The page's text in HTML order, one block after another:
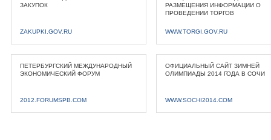
ЗАКУПОК
ZAKUPKI.GOV.RU
РАЗМЕЩЕНИЯ ИНФОРМАЦИИ О
ПРОВЕДЕНИИ ТОРГОВ
WWW.TORGI.GOV.RU
ПЕТЕРБУРГСКИЙ МЕЖДУНАРОДНЫЙ
ЭКОНОМИЧЕСКИЙ ФОРУМ
2012.FORUMSPB.COM
ОФИЦИАЛЬНЫЙ САЙТ ЗИМНЕЙ
ОЛИМПИАДЫ 2014 ГОДА В СОЧИ
WWW.SOCHI2014.COM